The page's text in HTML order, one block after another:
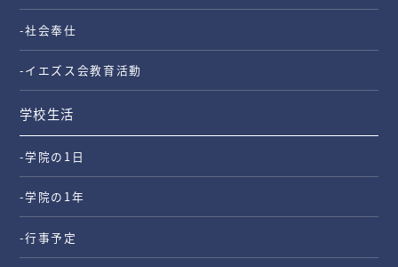
-社会奉仕
-イエズス会教育活動
学校生活
-学院の1日
-学院の1年
-行事予定